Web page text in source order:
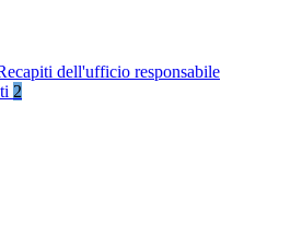
dell'ufficio responsabile
2